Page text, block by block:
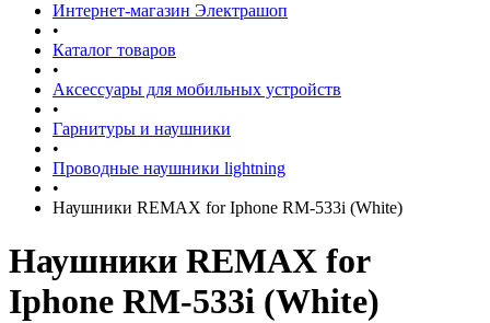
Интернет-магазин Электрашоп
•
Каталог товаров
•
Аксессуары для мобильных устройств
•
Гарнитуры и наушники
•
Проводные наушники lightning
•
Наушники REMAX for Iphone RM-533i (White)
Наушники REMAX for
Iphone RM-533i (White)